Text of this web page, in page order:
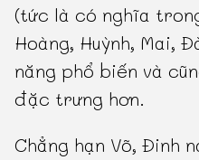
(tức là có nghĩa
Hoàng, Huỳnh, Mai,
năng phổ biến và
đặc trưng hơn.
Chẳng hạn Võ, Đinh